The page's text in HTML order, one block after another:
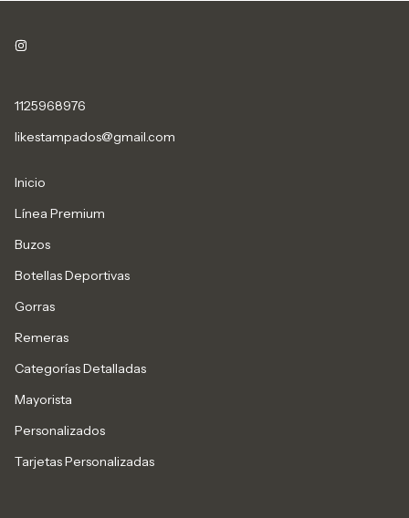
1125968976
likestampados@gmail.com
Inicio
Línea Premium
Buzos
Botellas Deportivas
Gorras
Remeras
Categorías Detalladas
Mayorista
Personalizados
Tarjetas Personalizadas